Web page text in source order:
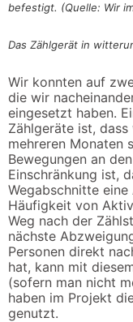
befestigt. (Quelle: Wir
Das Zählgerät in
Wir konnten auf
die wir
eingesetzt haben.
Zählgeräte ist,
mehreren Monaten
Bewegungen an
Einschränkung ist,
Wegabschnitte
Häufigkeit von
Weg nach der
nächste
Personen direkt
hat, kann mit
(sofern man nicht
haben im Projekt
genutzt.